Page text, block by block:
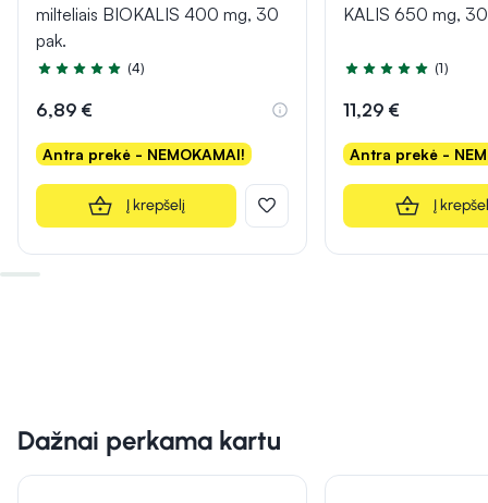
milteliais BIOKALIS 400 mg, 30
pak.
Įvertinimas 5.0 iš 5
(4)
6,89 €
Antra prekė - NEMOKAMAI!
Į krepšelį
KALIS 650 mg,
Įvertinimas 5.0 iš 5
(1)
11,29 €
Antra prekė -
Į
Dažnai perkama kartu